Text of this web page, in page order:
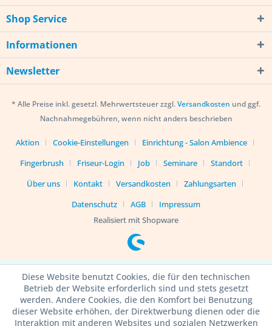
Shop Service
Informationen
Newsletter
* Alle Preise inkl. gesetzl. Mehrwertsteuer zzgl.Versandkosten und ggf.
Nachnahmegebühren, wenn nicht anders beschrieben
Aktion Cookie-Einstellungen
Einrichtung - Salon Ambience
Fingerbrush
Friseur-Login Job Seminare
Standort
Über uns
Kontakt Versandkosten
Zahlungsarten
Datenschutz
AGB
Impressum
Realisiert mit Shopware
Diese Website benutzt Cookies, die für den technischen
Betrieb der Website erforderlich sind und stets gesetzt
werden. Andere Cookies, die den Komfort bei Benutzung
dieser Website erhöhen, der Direktwerbung dienen oder die
Interaktion mit anderen Websites und sozialen Netzwerken